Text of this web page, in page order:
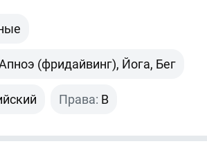
(фридайвинг), Йога, Бег
Права: B